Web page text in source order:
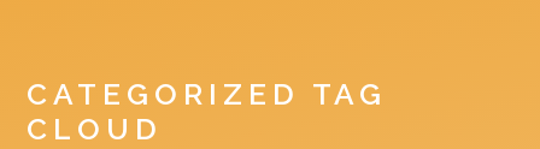
CATEGORIZED TAG
CLOUD